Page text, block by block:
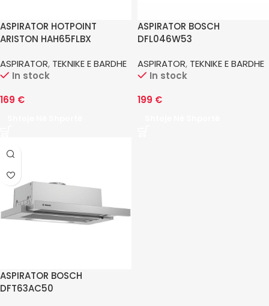
ASPIRATOR HOTPOINT
ARISTON HAH65FLBX
ASPIRATOR, TEKNIKE E BARDHE
In stock
169 €
ASPIRATOR BOSCH
DFL046W53
ASPIRATOR, TEKNIKE E BARDHE
In stock
199 €
ASPIRATOR BOSCH
DFT63AC50